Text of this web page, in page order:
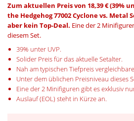
Zum aktuellen Preis von 18,39 € (39%
the Hedgehog 77002 Cyclone vs. Metal
aber kein Top-Deal. Eine der 2
diesem Set.
39% unter UVP.
Solider Preis für das aktuelle Setalter.
Nah am typischen Tiefpreis
Unter dem üblichen Preisniveau dieses
Eine der 2 Minifiguren gibt es exklusiv
Auslauf (EOL) steht in Kürze an.